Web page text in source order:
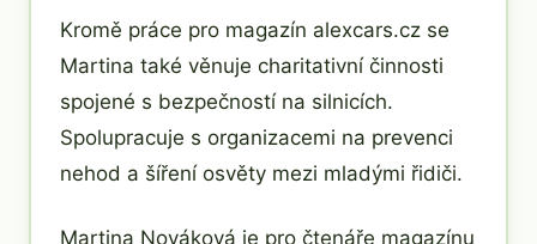
Kromě práce pro magazín alexcars.cz se
Martina také věnuje charitativní činnosti
spojené s bezpečností na silnicích.
Spolupracuje s organizacemi na prevenci
nehod a šíření osvěty mezi mladými řidiči.
Martina Nováková je pro čtenáře magazínu